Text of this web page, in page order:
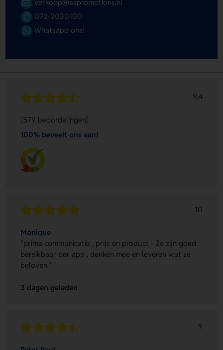
verkoop@aspromotions.nl
072-3030100
Whatsapp ons!
9.4
(579 beoordelingen)
100% beveelt ons aan!
10
Monique
"prima communicatie , prijs en product - Ze zijn goed
bereikbaar per app , denken mee en leveren wat ze
beloven."
3 dagen geleden
9